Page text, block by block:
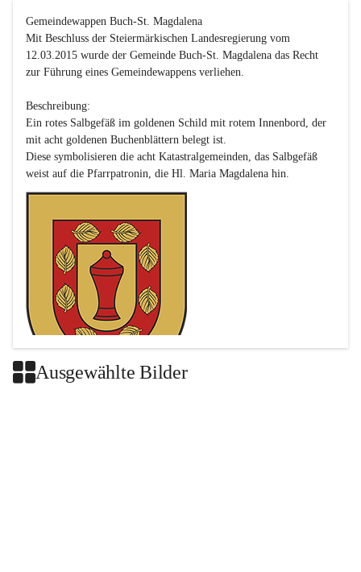
Gemeindewappen Buch-St. Magdalena
Mit Beschluss der Steiermärkischen Landesregierung vom
12.03.2015 wurde der Gemeinde Buch-St. Magdalena das Recht
zur Führung eines Gemeindewappens verliehen.
Beschreibung:
Ein rotes Salbgefäß im goldenen Schild mit rotem Innenbord, der
mit acht goldenen Buchenblättern belegt ist.
Diese symbolisieren die acht Katastralgemeinden, das Salbgefäß
Ausgewählte Bilder